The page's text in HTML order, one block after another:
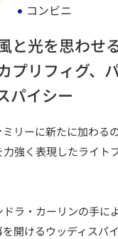
コンビニ
と光を思わせ
プリフィグ、
パイシー
リーに新たに加わる
強く表現したライト
ラ・カーリンの手に
開けるウッディスパ